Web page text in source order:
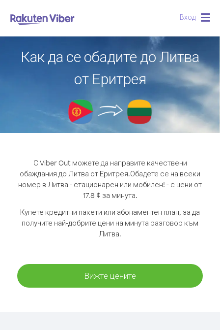
Вход
Как да се обадите до Литва
от Еритрея
С Viber Out можете да направите качествени
обаждания до Литва от Еритрея.Обадете се на всеки
номер в Литва - стационарен или мобилен! - с цени от
17.8 ¢ за минута.
Купете кредитни пакети или абонаментен план, за да
получите най-добрите цени на минута разговор към
Литва.
Вижте цените